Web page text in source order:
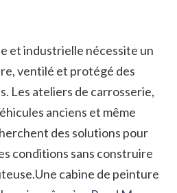
et industrielle nécessite un
ventilé et protégé des
Les ateliers de carrosserie,
anciens et même
des solutions pour
conditions sans construire
cabine de peinture